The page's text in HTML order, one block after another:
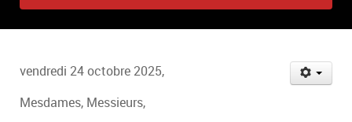
vendredi 24 octobre 2025,
Mesdames, Messieurs,